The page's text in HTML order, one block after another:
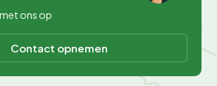
ons op
Contact opnemen